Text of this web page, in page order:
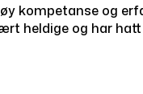
kompetanse og
heldige og har